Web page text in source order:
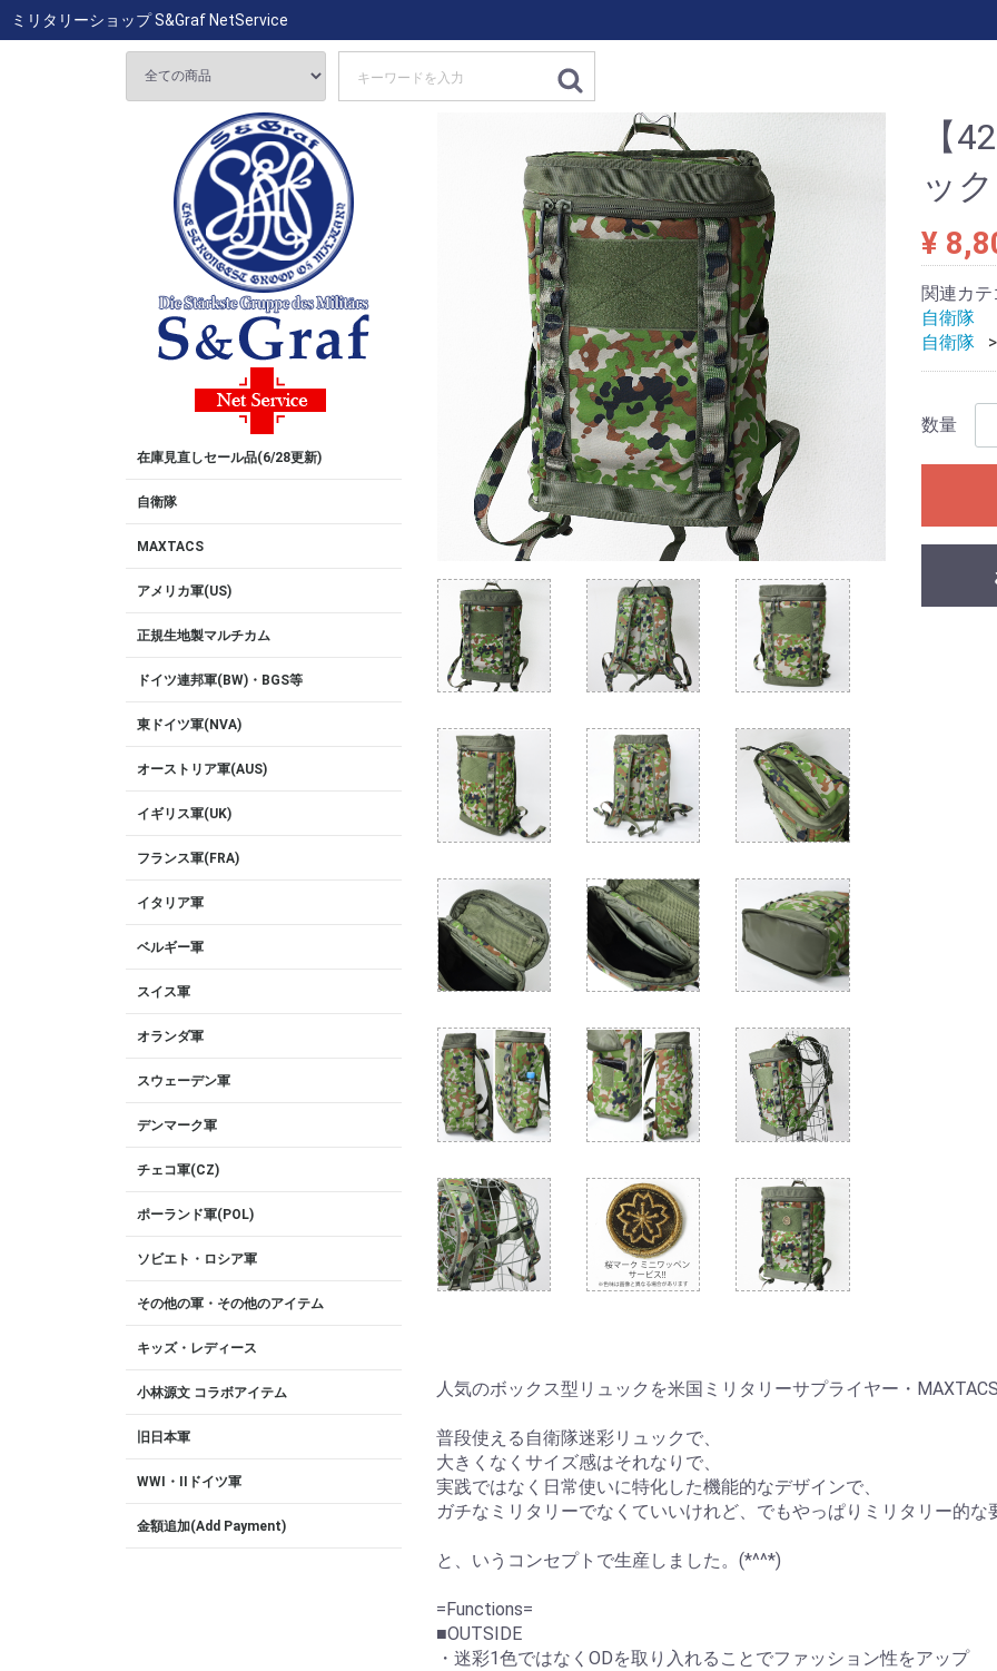
ミリタリーショップ S&Graf NetService
在庫見直しセール品(6/28更新)
自衛隊
MAXTACS
アメリカ軍(US)
正規生地製マルチカム
ドイツ連邦軍(BW)・BGS等
東ドイツ軍(NVA)
オーストリア軍(AUS)
イギリス軍(UK)
フランス軍(FRA)
イタリア軍
ベルギー軍
スイス軍
オランダ軍
スウェーデン軍
デンマーク軍
チェコ軍(CZ)
ポーランド軍(POL)
ソビエト・ロシア軍
その他の軍・その他のアイテム
キッズ・レディース
小林源文 コラボアイテム
旧日本軍
WWI・IIドイツ軍
金額追加(Add Payment)
【
ッ
¥
関連カテ
自衛隊
自衛隊
数量
人気のボックス型リュックを米国ミリタリーサプライヤー・
普段使える自衛隊迷彩リュックで、
大きくなくサイズ感はそれなりで、
実践ではなく日常使いに特化した機能的なデザインで、
ガチなミリタリーでなくていいけれど、でもやっぱりミリタリー的な
と、いうコンセプトで生産しました。(*^^*)
=Functions=
■OUTSIDE
・迷彩1色ではなくODを取り入れることでファッション性をアップ